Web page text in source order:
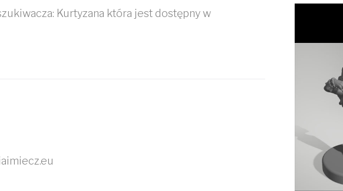
Kurtyzana która jest dostępny w